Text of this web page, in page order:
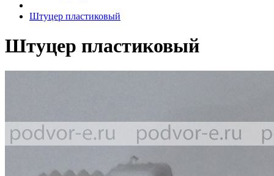
Штуцер пластиковый
Штуцер пластиковый